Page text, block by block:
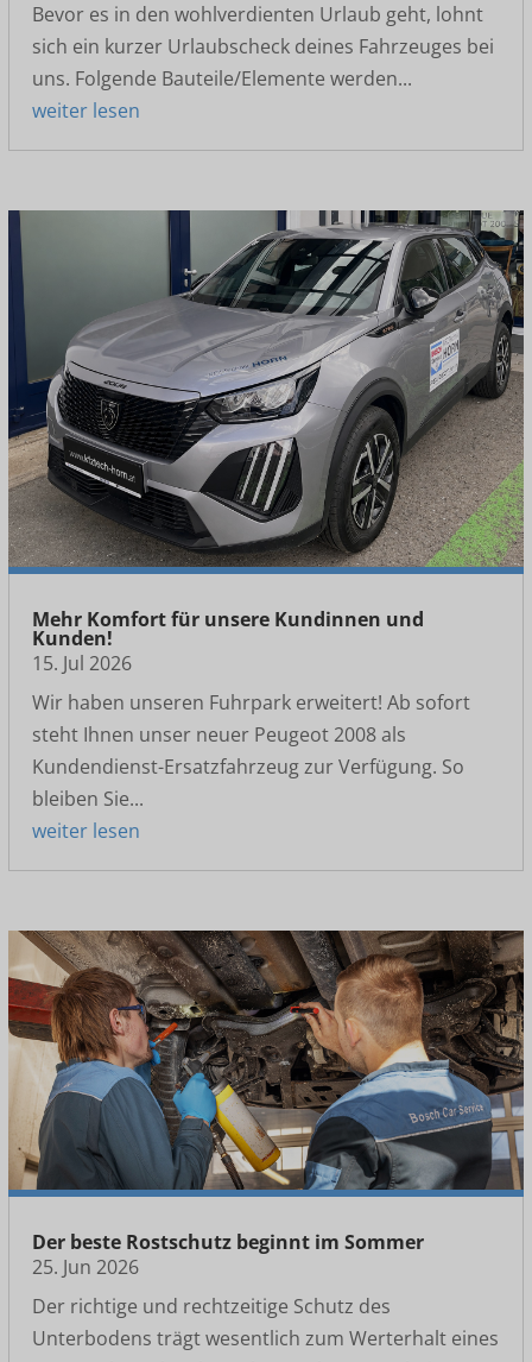
Bevor es in den wohlverdienten Urlaub geht, lohnt
sich ein kurzer Urlaubscheck deines Fahrzeuges bei
uns. Folgende Bauteile/Elemente werden...
weiter lesen
Mehr Komfort für unsere Kundinnen und
Kunden!
15. Jul 2026
Wir haben unseren Fuhrpark erweitert! Ab sofort
steht Ihnen unser neuer Peugeot 2008 als
Kundendienst-Ersatzfahrzeug zur Verfügung. So
bleiben Sie...
weiter lesen
Der beste Rostschutz beginnt im Sommer
25. Jun 2026
Der richtige und rechtzeitige Schutz des
Unterbodens trägt wesentlich zum Werterhalt eines